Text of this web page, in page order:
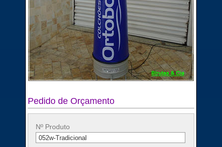
Pedido de Orçamento
Nº Produto